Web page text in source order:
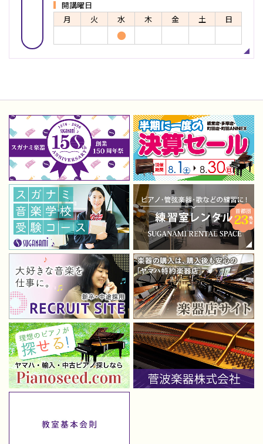
開講曜日
月
火 水 木 金 土 日
●